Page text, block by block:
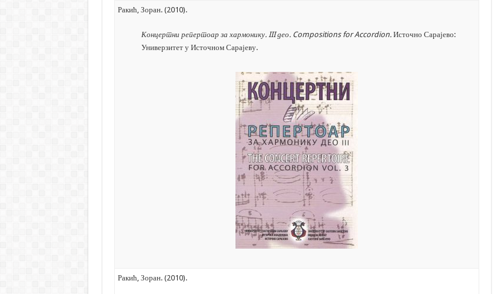
Ракић, Зоран. (2010).
Концертни репертоар за хармонику. IIIдео. Compositions for Accordion. Источно Сарајево:
Универзитет у Источном Сарајеву.
Ракић, Зоран. (2010).